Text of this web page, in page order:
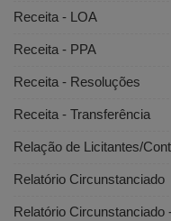
Receita - LOA
Receita - PPA
Receita - Resoluções
Receita - Transferência
Relação de Licitantes/
Relatório Circunstanciado
Relatório Circunstanciado